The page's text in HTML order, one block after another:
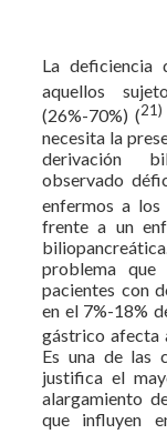
La deficiencia
aquellos
(26%-70%) (21)
necesita la
derivación
observado
enfermos a
frente a un
problema
pacientes con
en el 7%-18%
gástrico afecta
Es una de las
justifica el
alargamiento
que influyen